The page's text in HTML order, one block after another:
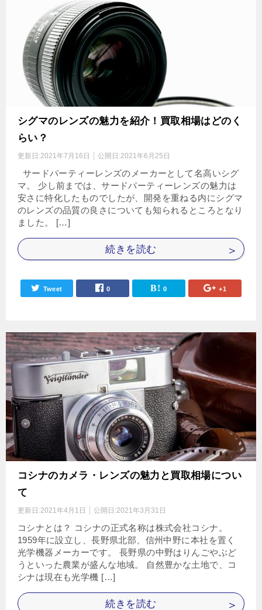
シグマのレンズの魅力を紹介！買取相場はどのく
らい？
更新日:2021年7月16日 公開日:2021年6月25日
サードパーティーレンズのメーカーとして名高いシグ
マ。 少し前までは、サードパーティーレンズの魅力は
安さに特化したものでしたが、開発を重ねる内にシグマ
のレンズの品質の良さについても知られるところとなり
ました。 […]
続きを読む
Tweet 0 0 +1
コシナのカメラ・レンズの魅力と買取相場につい
て
更新日:2021年4月1日 公開日:2021年3月31日
コシナとは？ コシナの正式名称は株式会社コシナ。
1959年に設立し、長野県北部、信州中野に本社を置く
光学機器メーカーです。 長野県の中野はりんごやぶど
うといった農業が盛んな地域。 自然豊かな土地で、コ
シナは現在も光学機 […]
続きを読む